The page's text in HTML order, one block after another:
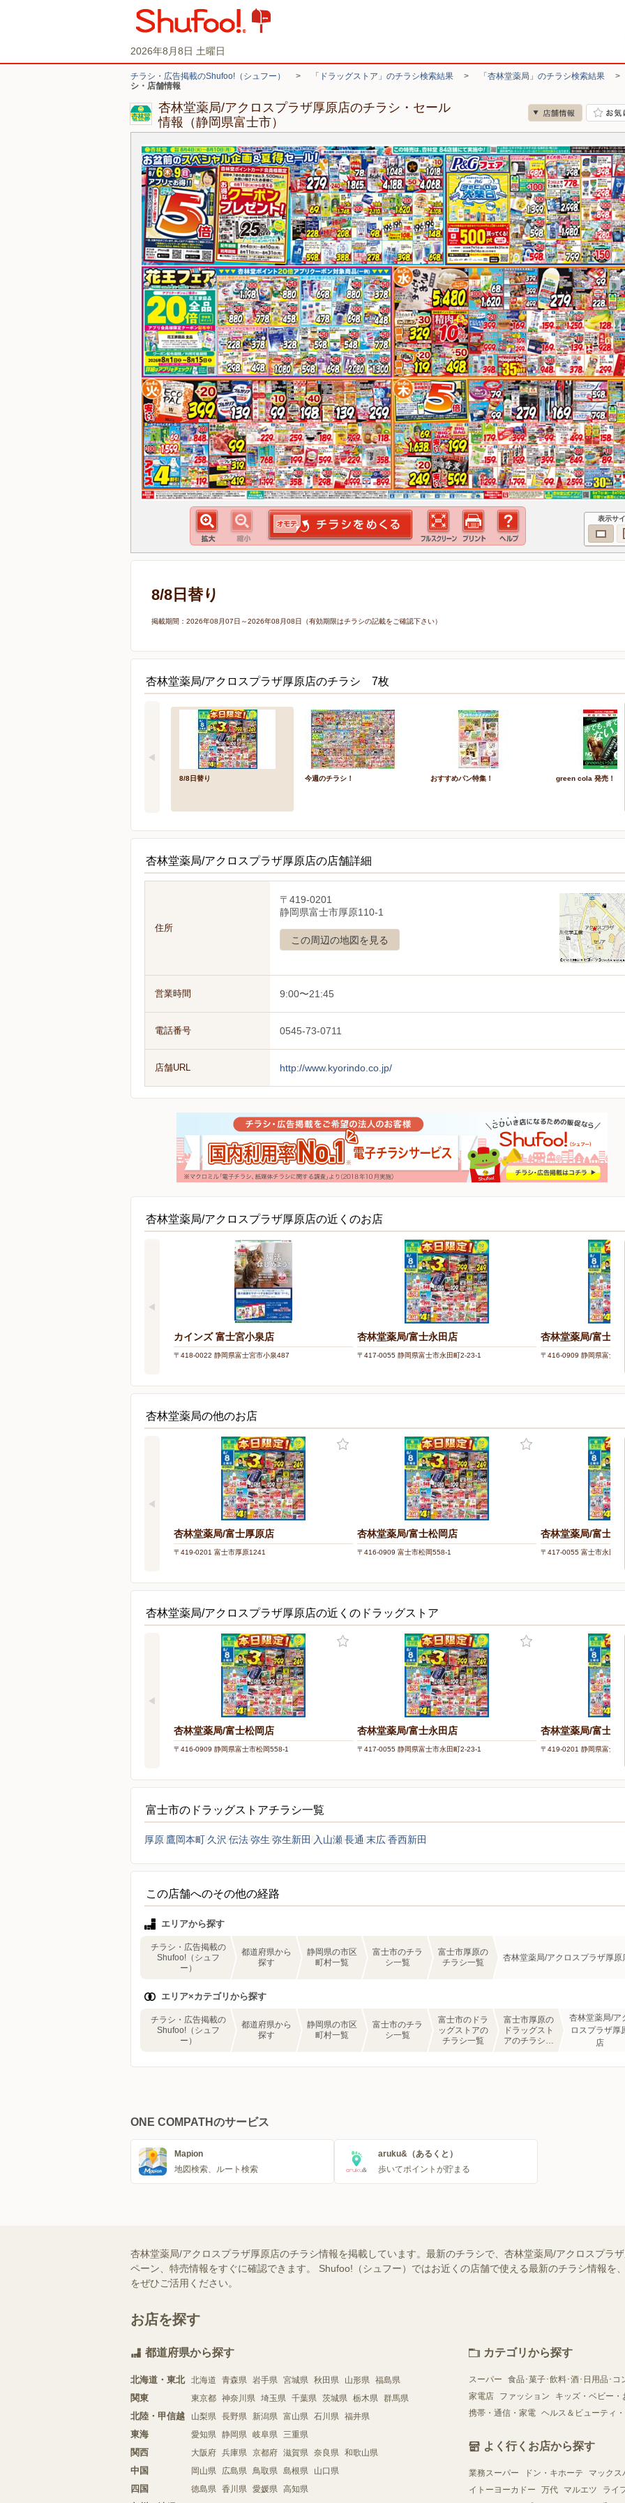
2026年8月8日 土曜日
チラシ・広告掲載のShufoo!（シュフー） > 「ドラッグストア」のチラシ検索結果 > 「杏林堂薬局」のチラシ検索結果 >
シ・店舗情報
杏林堂薬局/アクロスプラザ厚原店のチラシ・セール
情報（静岡県富士市）
表示サ
8/8日替り
掲載期間：2026年08月07日～2026年08月08日（有効期限はチラシの記載をご確認下さい）
杏林堂薬局/アクロスプラザ厚原店のチラシ 7枚
8/8日替り 今週のチラシ！ おすすめパン特集！ green cola 発売！
杏林堂薬局/アクロスプラザ厚原店の店舗詳細
住所
〒419-0201
静岡県富士市厚原110-1
この周辺の地図を見る
営業時間 9:00〜21:45
電話番号 0545-73-0711
店舗URL http://www.kyorindo.co.jp/
杏林堂薬局/アクロスプラザ厚原店の近くのお店
カインズ 富士宮小泉店
〒418-0022 静岡県富士宮市小泉487
杏林堂薬局/富士永田店
〒417-0055 静岡県富士市永田町2-23-1
杏林堂薬局/富士松
〒416-0909 静岡県富士市
杏林堂薬局の他のお店
杏林堂薬局/富士厚原店
〒419-0201 富士市厚原1241
杏林堂薬局/富士松岡店
〒416-0909 富士市松岡558-1
杏林堂薬局/富士永
〒417-0055 富士市永田町
杏林堂薬局/アクロスプラザ厚原店の近くのドラッグストア
杏林堂薬局/富士松岡店
〒416-0909 静岡県富士市松岡558-1
杏林堂薬局/富士永田店
〒417-0055 静岡県富士市永田町2-23-1
杏林堂薬局/富士厚
〒419-0201 静岡県富士市
富士市のドラッグストアチラシ一覧
厚原 鷹岡本町 久沢 伝法弥生 弥生新田 入山瀬長通 末広香西新田
この店舗へのその他の経路
エリアから探す
チラシ・広告掲載の
Shufoo!（シュフ
ー）
都道府県から
探す
静岡県の市区
町村一覧
富士市のチラ
シ一覧
富士市厚原の
チラシ一覧
杏林堂薬局/アクロスプラザ厚原
エリア×カテゴリから探す
チラシ・広告掲載の
Shufoo!（シュフ
ー）
都道府県から
探す
静岡県の市区
町村一覧
富士市のチラ
シ一覧
富士市のドラ
ッグストアの
チラシ一覧
富士市厚原の
ドラッグスト
アのチラシ一
杏林堂薬局/ア
ロスプラザ厚
店
ONE COMPATHのサービス
Mapion
地図検索、ルート検索
aruku&（あるくと）
歩いてポイントが貯まる
杏林堂薬局/アクロスプラザ厚原店のチラシ情報を掲載しています。最新のチラシで、杏林堂薬局/アクロスプラ
ペーン、特売情報をすぐに確認できます。 Shufoo!（シュフー）ではお近くの店舗で使える最新のチラシ情報を
をぜひご活用ください。
お店を探す
都道府県から探す
北海道・東北 北海道 青森県 岩手県 宮城県 秋田県 山形県 福島県
関東 東京都 神奈川県 埼玉県 千葉県 茨城県 栃木県 群馬県
北陸・甲信越 山梨県 長野県 新潟県 富山県 石川県 福井県
東海 愛知県 静岡県 岐阜県 三重県
関西 大阪府 兵庫県 京都府 滋賀県 奈良県 和歌山県
中国 岡山県 広島県 鳥取県 島根県 山口県
四国 徳島県 香川県 愛媛県 高知県
カテゴリから探す
スーパー 食品･菓子･飲料･酒･日用品･コ
家電店
ファッション キッズ・ベビー・
携帯・通信・家電 ヘルス＆ビューティ
よく行くお店から探す
業務スーパー ドン・キホーテ マックス
イトーヨーカドー
万代 マルエツ ライ